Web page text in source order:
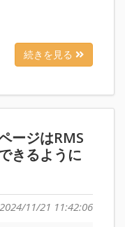
続きを見る
ージはRMS
きるように
2024/11/21 11:42:06